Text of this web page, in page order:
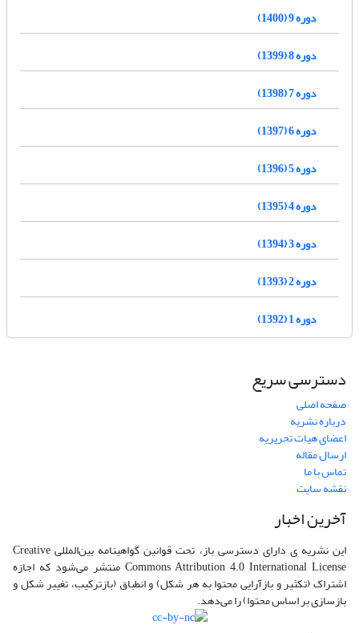
دوره 9 (1400)
دوره 8 (1399)
دوره 7 (1398)
دوره 6 (1397)
دوره 5 (1396)
دوره 4 (1395)
دوره 3 (1394)
دوره 2 (1393)
دوره 1 (1392)
دسترسی سریع
صفحه اصلی
درباره نشریه
اعضای هیات تحریریه
ارسال مقاله
تماس با ما
نقشه سایت
آخرین اخبار
این نشریه ی دارای دسترسی باز، تحت قوانین گواهینامه بین‌المللی Creative
Commons Attribution 4.0 International License منتشر می‌شود که اجازه
اشتراک (تکثیر و بازآرایی محتوا به هر شکل) و انطباق (بازترکیب، تغییر شکل و
بازسازی بر اساس محتوا) را می‌دهد.